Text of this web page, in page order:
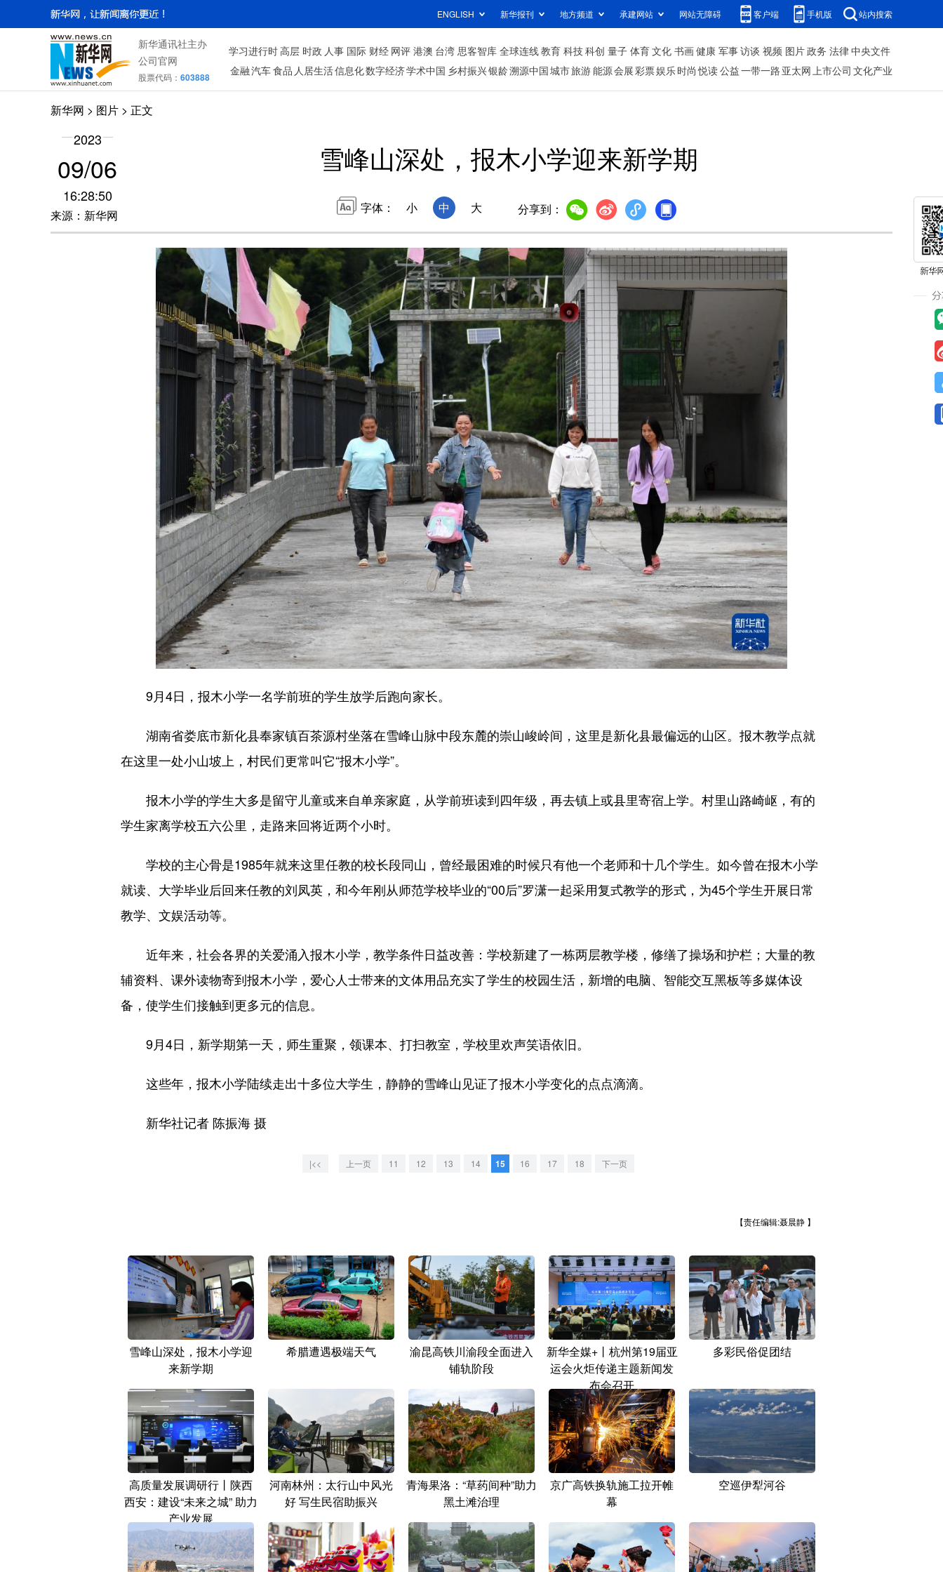
ENGLISH 新华报刊 地方频道 承建网站 网站无障碍 客户端 手机版 站内搜索
新华通讯社主办
公司官网
股票代码： 603888
学习进行时高层 时政 人事 国际 财经 网评 港澳 台湾 思客智库 全球连线教育 科技科创 量子 体育文化 书画健康 军事访谈 视频 图片政务 法律中央文件
金融汽车食品 人居生活信息化数字经济学术中国 乡村振兴银龄溯源中国城市旅游能源会展彩票娱乐时尚 悦读公益一带一路 亚太网上市公司 文化产业
新华网 > 图片 > 正文
2023
09/06
16:28:50
来源：新华网
雪峰山深处，报木小学迎来新学期
字体： 小 中 大 分享到：
9月4日，报木小学一名学前班的学生放学后跑向家长。
湖南省娄底市新化县奉家镇百茶源村坐落在雪峰山脉中段东麓的崇山峻岭间，这里是新化县最偏远的山区。报木教学点就
在这里一处小山坡上，村民们更常叫它“报木小学”。
报木小学的学生大多是留守儿童或来自单亲家庭，从学前班读到四年级，再去镇上或县里寄宿上学。村里山路崎岖，有的
学生家离学校五六公里，走路来回将近两个小时。
学校的主心骨是1985年就来这里任教的校长段同山，曾经最困难的时候只有他一个老师和十几个学生。如今曾在报木小学
就读、大学毕业后回来任教的刘凤英，和今年刚从师范学校毕业的“00后”罗潇一起采用复式教学的形式，为45个学生开展日常
教学、文娱活动等。
近年来，社会各界的关爱涌入报木小学，教学条件日益改善：学校新建了一栋两层教学楼，修缮了操场和护栏；大量的教
辅资料、课外读物寄到报木小学，爱心人士带来的文体用品充实了学生的校园生活，新增的电脑、智能交互黑板等多媒体设
备，使学生们接触到更多元的信息。
9月4日，新学期第一天，师生重聚，领课本、打扫教室，学校里欢声笑语依旧。
这些年，报木小学陆续走出十多位大学生，静静的雪峰山见证了报木小学变化的点点滴滴。
新华社记者 陈振海 摄
|<< 上一页 11 12 13 14 15 16 17 18 下一页
【责任编辑:聂晨静 】
雪峰山深处，报木小学迎
来新学期
希腊遭遇极端天气
渝昆高铁川渝段全面进入
铺轨阶段
新华全媒+丨杭州第19届亚
运会火炬传递主题新闻发
布会召开
多彩民俗促团结
高质量发展调研行丨陕西
西安：建设“未来之城” 助力
产业发展
河南林州：太行山中风光
好 写生民宿助振兴
青海果洛：“草药间种”助力
黑土滩治理
京广高铁换轨施工拉开帷
幕
空巡伊犁河谷